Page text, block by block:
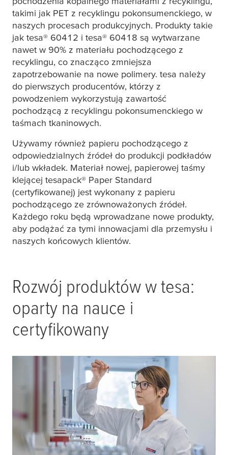
takimi jak PET z recyklingu pokonsumenckiego, w
naszych procesach produkcyjnych. Produkty takie
jak tesa® 60412 i tesa® 60418 są wytwarzane
nawet w 90% z materiału pochodzącego z
recyklingu, co znacząco zmniejsza
zapotrzebowanie na nowe polimery. tesa należy
do pierwszych producentów, którzy z
powodzeniem wykorzystują zawartość
pochodzącą z recyklingu pokonsumenckiego w
taśmach tkaninowych.
Używamy również papieru pochodzącego z
odpowiedzialnych źródeł do produkcji podkładów
i/lub wkładek. Materiał nowej, papierowej taśmy
klejącej tesapack® Paper Standard
(certyfikowanej) jest wykonany z papieru
pochodzącego ze zrównoważonych źródeł.
Każdego roku będą wprowadzane nowe produkty,
aby podążać za tymi innowacjami dla przemysłu i
naszych końcowych klientów.
Rozwój produktów wtesa:
oparty na nauce i
certyfikowany